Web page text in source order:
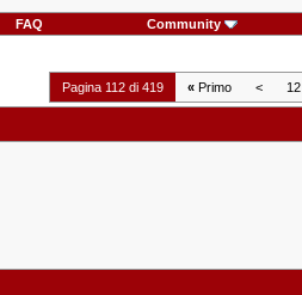
FAQ Community
Pagina 112 di 419 « Primo < 12